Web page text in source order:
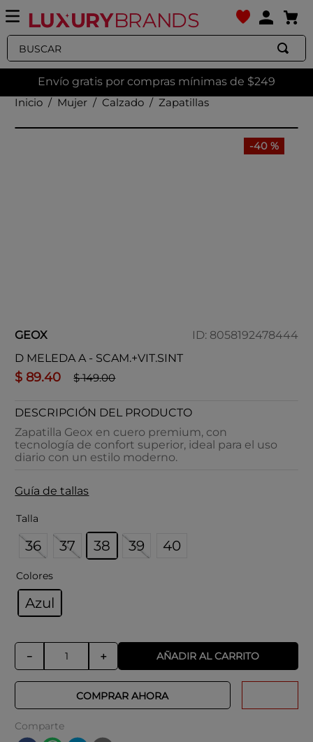
Buscar
Envío gratis por compras mínimas de $249
Mujer
Calzado Zapatillas
-40 %
GEOX ID: 8058192478444
D MELEDA A - SCAM.+VIT.SINT
$ 89.40 $ 149.00
DESCRIPCIÓN DEL PRODUCTO
Zapatilla Geox en cuero premium, con
tecnología de confort superior, ideal para el uso
diario con un estilo moderno.
Guía de tallas
Talla
36 37 38 39 40
Colores
Azul
＋
－ AÑADIR AL CARRITO
COMPRAR AHORA
Comparte